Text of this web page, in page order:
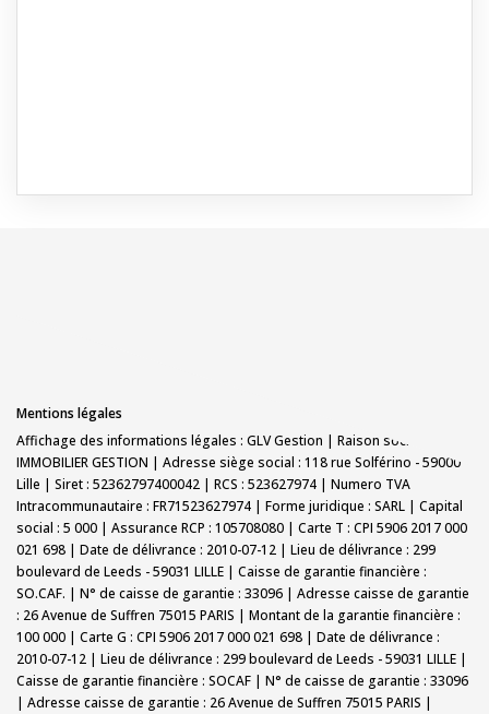
Mentions légales
Affichage des informations légales : GLV Gestion | Raison sociale : GLV
IMMOBILIER GESTION | Adresse siège social : 118 rue Solférino - 59000
Lille | Siret : 52362797400042 | RCS : 523627974 | Numero TVA
Intracommunautaire : FR71523627974 | Forme juridique : SARL | Capital
social : 5 000 | Assurance RCP : 105708080 | Carte T : CPI 5906 2017 000
021 698 | Date de délivrance : 2010-07-12 | Lieu de délivrance : 299
boulevard de Leeds - 59031 LILLE | Caisse de garantie financière :
SO.CAF. | N° de caisse de garantie : 33096 | Adresse caisse de garantie
: 26 Avenue de Suffren 75015 PARIS | Montant de la garantie financière :
100 000 | Carte G : CPI 5906 2017 000 021 698 | Date de délivrance :
2010-07-12 | Lieu de délivrance : 299 boulevard de Leeds - 59031 LILLE |
Caisse de garantie financière : SOCAF | N° de caisse de garantie : 33096
| Adresse caisse de garantie : 26 Avenue de Suffren 75015 PARIS |